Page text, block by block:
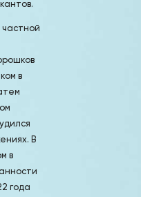
частной
в
В
в
года